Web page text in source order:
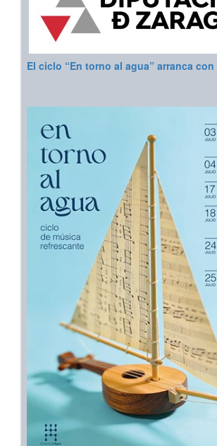
El ciclo “En torno al agua” arranca con